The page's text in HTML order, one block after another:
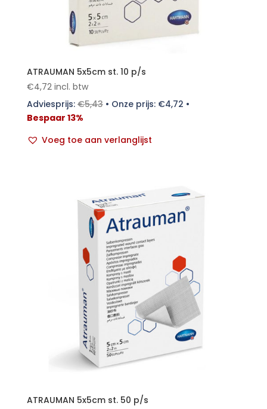
ATRAUMAN 5x5cm st. 10 p/s
€4,72 incl. btw
Adviesprijs:€5,43• Onze prijs: €4,72 •
Bespaar 13%
Voeg toe aan verlanglijst
ATRAUMAN 5x5cm st. 50 p/s